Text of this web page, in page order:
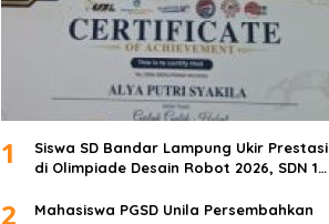
1
Siswa SD Bandar Lampung Ukir Prestasi
di Olimpiade Desain Robot 2026, SDN 1
Sukarame Dua Sabet Perak
2
Mahasiswa PGSD Unila Persembahkan